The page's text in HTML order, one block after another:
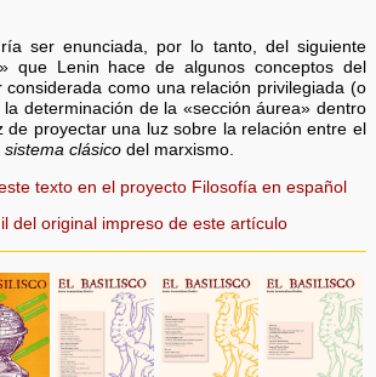
ser enunciada, por lo tanto, del siguiente
que Lenin hace de algunos conceptos del
considerada como una relación privilegiada (o
determinación de la «sección áurea» dentro
de proyectar una luz sobre la relación entre el
sistema clásico del marxismo.
texto en el proyecto Filosofía en español
del original impreso de este artículo